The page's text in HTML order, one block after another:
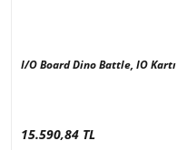
I/O Board Dino Battle, IO Kartı
15.590,84 TL